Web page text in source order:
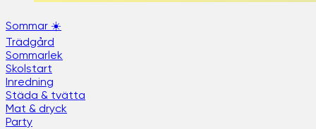
Sommar ☀️
Trädgård
Sommarlek
Skolstart
Inredning
Städa & tvätta
Mat & dryck
Party